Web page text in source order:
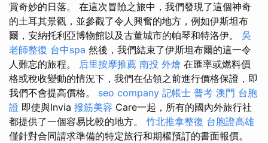
賞奇妙的日落。 在這次冒險之旅中，我們發現了這個神奇
的土耳其景觀，並參觀了令人興奮的地方，例如伊斯坦布
爾，安納托利亞博物館以及古董城市的帕琴和特洛伊。 吳
老師整復 台中spa 然後，我們結束了伊斯坦布爾的這一令
人難忘的旅程。 后里按摩推薦 南投 外燴 在匯率或燃料價
格或稅收變動的情況下，我們在佔領之前進行價格保證，即
我們不會提高價格。 seo company 記帳士 普考 澳門 台胞
證 即使與Invia 撥筋美容 Care一起，所有的國內外旅行社
都提供了一個容易比較的地方。 竹北推拿整復 台胞證高雄
僅針對合同請求準備的特定旅行和期權預訂的書面報價。